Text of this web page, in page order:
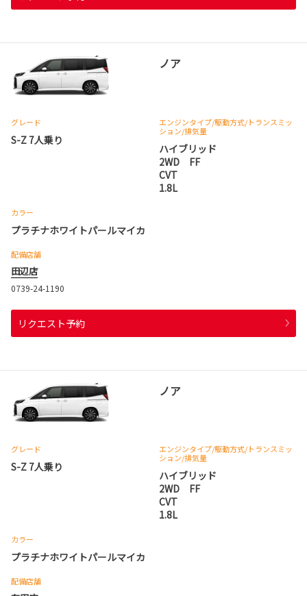
ノア
グレード
S-Z 7人乗り
エンジンタイプ/駆動方式/トランスミッ
ション/排気量
ハイブリッド
2WD FF
CVT
1.8L
カラー
プラチナホワイトパールマイカ
配備店舗
田辺店
0739-24-1190
リクエスト予約
ノア
グレード
S-Z 7人乗り
エンジンタイプ/駆動方式/トランスミッ
ション/排気量
ハイブリッド
2WD FF
CVT
1.8L
カラー
プラチナホワイトパールマイカ
配備店舗